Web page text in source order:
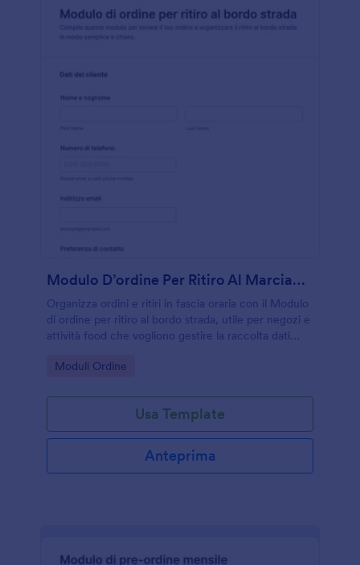
Modulo D’ordine Per Ritiro Al Marciapiede
Organizza ordini e ritiri in fascia oraria con il Modulo
di ordine per ritiro al bordo strada, utile per negozi e
attività food che vogliono gestire la raccolta dati
Go to Category:
Moduli Ordine
Usa Template
Anteprima